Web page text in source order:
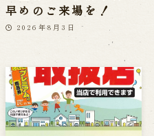
早めのご来場を！
2026年8月3日